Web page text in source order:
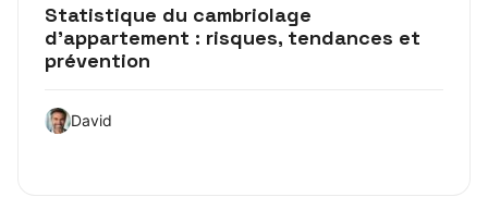
Statistique du cambriolage
d’appartement : risques, tendances et
prévention
David